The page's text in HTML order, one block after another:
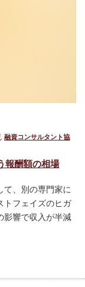
融資コンサルタント協
報酬額の相場
て、別の専門家に
トフェイズのヒガ
影響で収入が半減